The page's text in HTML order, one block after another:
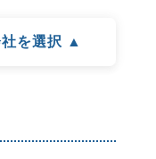
を選択 ▲